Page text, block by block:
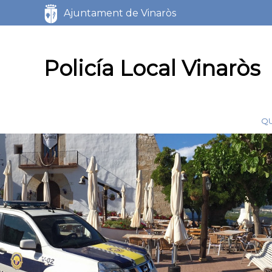
Ajuntament de Vinaròs
Policía Local Vinaròs